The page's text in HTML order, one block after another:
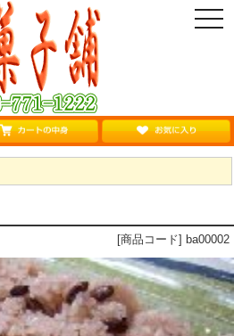
[商品コード] ba00002